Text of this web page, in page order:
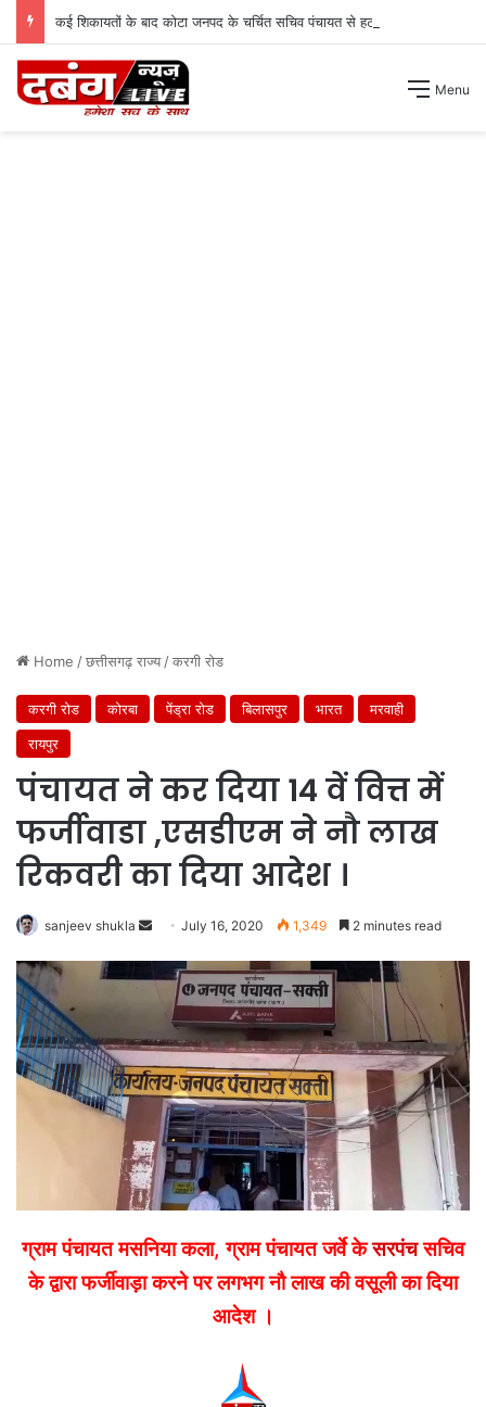
कई शिकायतों के बाद कोटा जनपद के चर्चित सचिव पंचायत से हटाए गए ।
Menu
Home /छत्तीसगढ़ राज्य/करगी रोड
करगी रोड कोरबा पेंड्रा रोड बिलासपुर भारत
मरवाही
रायपुर
पंचायत ने कर दिया 14 वें वित्त में
फर्जीवाडा ,एसडीएम ने नौ लाख
रिकवरी का दिया आदेश ।
sanjeev shukla
Send
email
July 16, 2020 1,349 2 minutes read
ग्राम पंचायत मसनिया कला, ग्राम पंचायत जर्वे केसरपंचसचिव
के द्वारा फर्जीवाड़ा करने पर लगभग नौ लाख की वसूली का दिया
आदेश ।